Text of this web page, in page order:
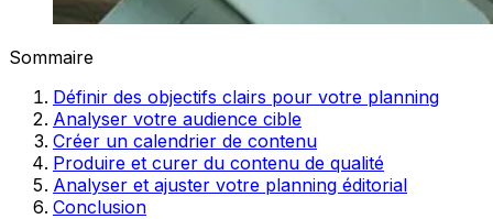
Sommaire
Définir des objectifs clairs pour votre planning
Analyser votre audience cible
Créer un calendrier de contenu
Produire et curer du contenu de qualité
Analyser et ajuster votre planning éditorial
Conclusion